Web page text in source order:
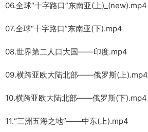
06.全球“十字路口”东南亚(上)_(new).mp4
07.全球“十字路口”东南亚(下).mp4
08.世界第二人口大国——印度.mp4
09.横跨亚欧大陆北部——俄罗斯(上).mp4
10.横跨亚欧大陆北部——俄罗斯(下).mp4
11.“三洲五海之地”——中东(上).mp4